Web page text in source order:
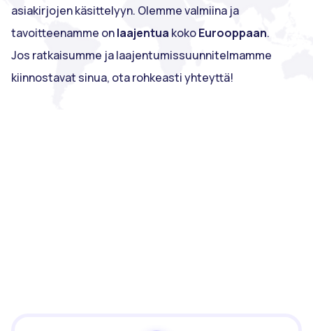
asiakirjojen käsittelyyn. Olemme valmiina ja
tavoitteenamme onlaajentua kokoEurooppaan.
Jos ratkaisumme ja laajentumissuunnitelmamme
kiinnostavat sinua, ota rohkeasti yhteyttä!